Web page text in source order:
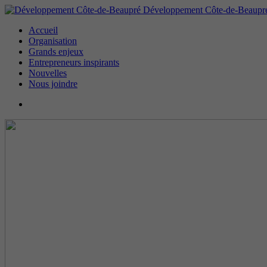
Développement Côte-de-
Accueil
Organisation
Grands enjeux
Entrepreneurs inspirants
Nouvelles
Nous joindre